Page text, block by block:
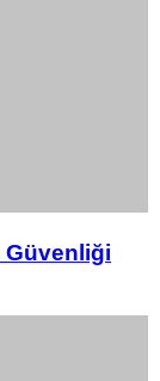
Güvenliği